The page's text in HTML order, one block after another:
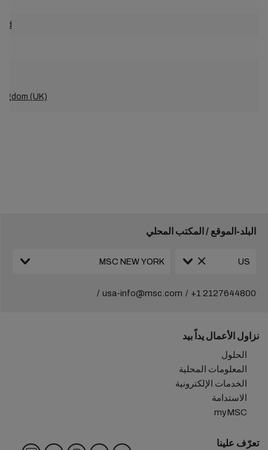
(UK)
البلد-الموقع / المكتب المحلي
+1 2127644800
usa-info@msc.com
نزاول الأعمال يداً بيد
الحلول
المعلومات المحلية
الخدمات الإلكترونية
الاستدامة
myMSC
تعرّف علينا